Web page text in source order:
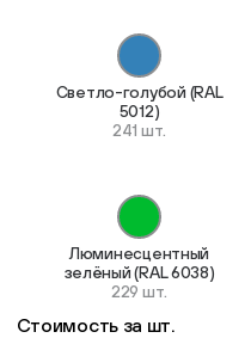
Светло-голубой (RAL
5012)
241 шт.
Люминесцентный
зелёный (RAL 6038)
229 шт.
Стоимость за шт.